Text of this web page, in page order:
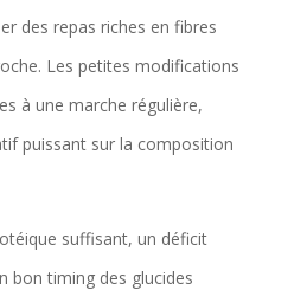
des repas riches en fibres
Les petites modifications
à une marche régulière,
puissant sur la composition
suffisant, un déficit
bon timing des glucides